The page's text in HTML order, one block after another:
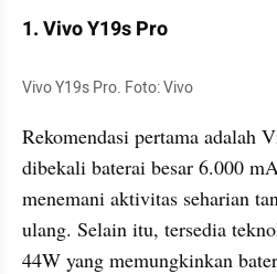
1. Vivo Y19s Pro
Vivo Y19s Pro. Foto: Vivo
Rekomendasi pertama adalah
dibekali baterai besar 6.000
menemani aktivitas seharian
ulang. Selain itu, tersedia
44W yang memungkinkan